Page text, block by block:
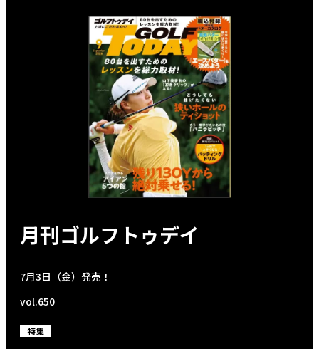
月刊ゴルフトゥデイ
7月3日（金）発売！
vol.650
特集